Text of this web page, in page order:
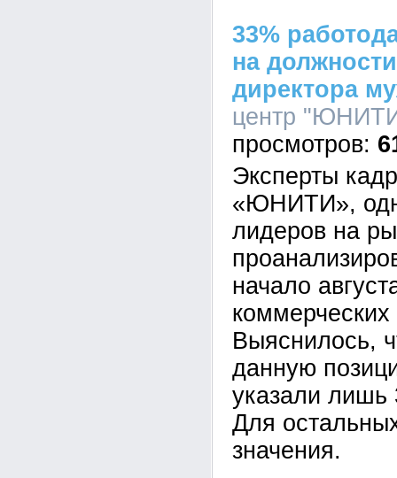
33%
на
директора
центр
Эксперты
«ЮНИТИ»,
лидеров на
начало
коммерческих
Выяснилось,
данную
указали лишь
Для
значения.